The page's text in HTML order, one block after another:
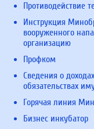
Противодействие
Инструкция
вооруженного
организацию
Профком
Сведения о
обязательствах
Горячая линия
Бизнес инкубатор